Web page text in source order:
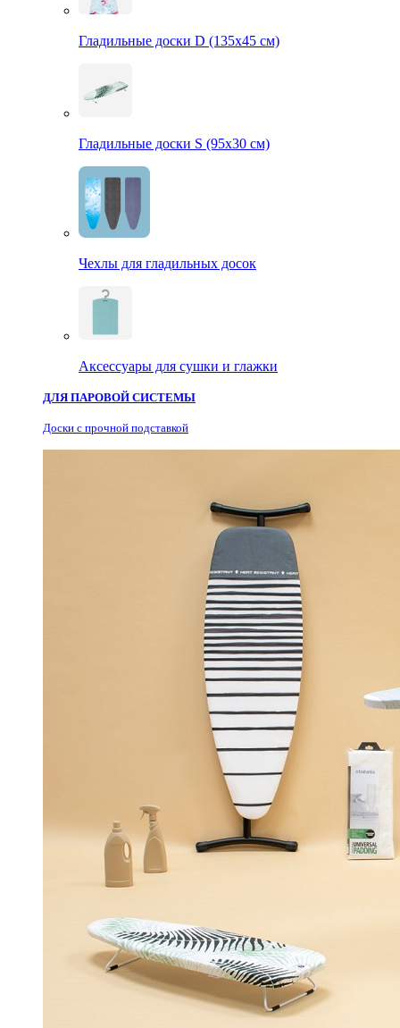
Гладильные доски D (135х45 см)
Гладильные доски S (95х30 см)
Чехлы для гладильных досок
Аксессуары для сушки и глажки
ДЛЯ ПАРОВОЙ СИСТЕМЫ
Доски с прочной подставкой